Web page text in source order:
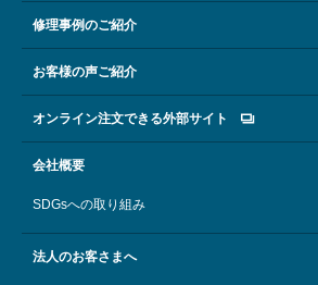
修理事例のご紹介
お客様の声ご紹介
オンライン注文できる外部サイト
会社概要
SDGsへの取り組み
法人のお客さまへ